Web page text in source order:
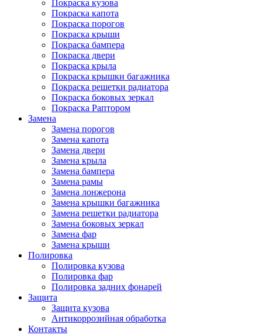
Покраска кузова
Покраска капота
Покраска порогов
Покраска крыши
Покраска бампера
Покраска двери
Покраска крыла
Покраска крышки багажника
Покраска решетки радиатора
Покраска боковых зеркал
Покраска Раптором
Замена
Замена порогов
Замена капота
Замена двери
Замена крыла
Замена бампера
Замена рамы
Замена лонжерона
Замена крышки багажника
Замена решетки радиатора
Замена боковых зеркал
Замена фар
Замена крыши
Полировка
Полировка кузова
Полировка фар
Полировка задних фонарей
Защита
Защита кузова
Антикоррозийная обработка
Контакты